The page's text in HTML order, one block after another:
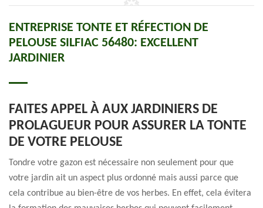
ENTREPRISE TONTE ET RÉFECTION DE
PELOUSE SILFIAC 56480: EXCELLENT
JARDINIER
FAITES APPEL À AUX JARDINIERS DE
PROLAGUEUR POUR ASSURER LA TONTE
DE VOTRE PELOUSE
Tondre votre gazon est nécessaire non seulement pour que
votre jardin ait un aspect plus ordonné mais aussi parce que
cela contribue au bien-être de vos herbes. En effet, cela évitera